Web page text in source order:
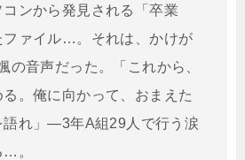
ンから発見される「卒業
ファイル…。それは、かけが
の音声だった。「これから、
。俺に向かって、おまえた
語れ」―3年A組29人で行う涙
…。